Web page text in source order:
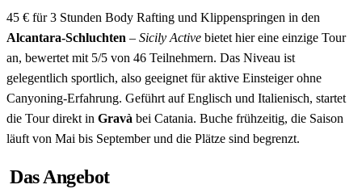
45 € für 3 Stunden Body Rafting und Klippenspringen in den
Alcantara-Schluchten – Sicily Active bietet hier eine einzige Tour
an, bewertet mit 5/5 von 46 Teilnehmern. Das Niveau ist
gelegentlich sportlich, also geeignet für aktive Einsteiger ohne
Canyoning-Erfahrung. Geführt auf Englisch und Italienisch, startet
die Tour direkt in Gravà bei Catania. Buche frühzeitig, die Saison
läuft von Mai bis September und die Plätze sind begrenzt.
Das Angebot